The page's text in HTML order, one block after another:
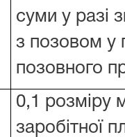
суми у разі
з позовом у
позовного
0,1 розміру
заробітної